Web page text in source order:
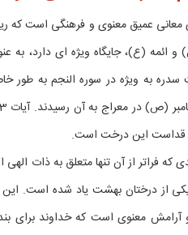
معانی عمیق معنوی و فرهنگی است
ائمه (ع)، جایگاه ویژه ای دارد، به
به ویژه در سوره النجم به طور
قداست این درخت است.
فراتر از آن تنها متعلق به ذات
از درختان بهشت یاد شده است.
معنوی است که خداوند برای